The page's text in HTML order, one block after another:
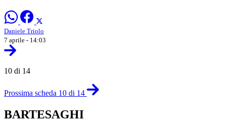
Daniele Triolo
7 aprile - 14:03
10 di 14
Prossima scheda 10 di 14
BARTESAGHI